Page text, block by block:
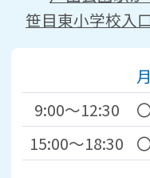
笹目東小学校入
月
9:00～12:30
15:00～18:30